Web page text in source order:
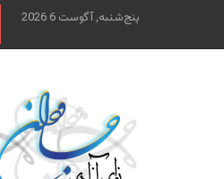
پنج‌شنبه, آگوست 6 2026